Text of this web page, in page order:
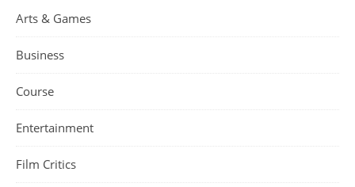
Arts & Games
Business
Course
Entertainment
Film Critics